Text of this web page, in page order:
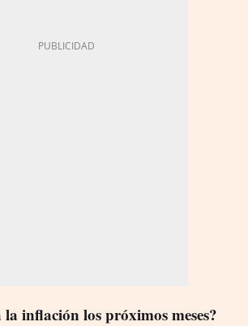
la inflación los próximos meses?